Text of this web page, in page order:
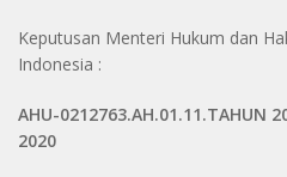
Keputusan Menteri Hukum dan
Indonesia :
AHU-0212763.AH.01.11.TAHUN
2020